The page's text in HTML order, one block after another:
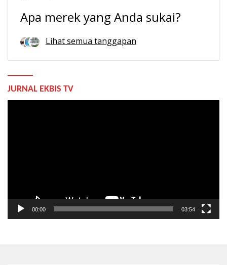
Apa merek yang Anda sukai?
Lihat semua tanggapan
JURNAL EKBIS TV
00:00 03:54